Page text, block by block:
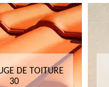
DE TOITURE
30